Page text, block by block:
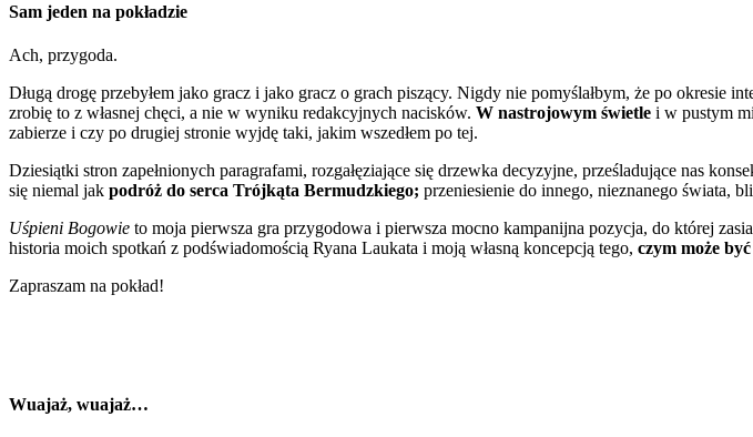
Sam jeden na pokładzie
Ach, przygoda.
Długą drogę przebyłem jako gracz i jako gracz o grach piszący. Nigdy nie pomyślałbym, że po okresie
zrobię to z własnej chęci, a nie w wyniku redakcyjnych nacisków. W nastrojowym świetle i w pustym
zabierze i czy po drugiej stronie wyjdę taki, jakim wszedłem po tej.
Dziesiątki stron zapełnionych paragrafami, rozgałęziające się drzewka decyzyjne, prześladujące nas
się niemal jak podróż do serca Trójkąta Bermudzkiego; przeniesienie do innego, nieznanego świata,
Uśpieni Bogowie to moja pierwsza gra przygodowa i pierwsza mocno kampanijna pozycja, do której
historia moich spotkań z podświadomością Ryana Laukata i moją własną koncepcją tego, czym może
Zapraszam na pokład!
Wuajaż, wuajaż…